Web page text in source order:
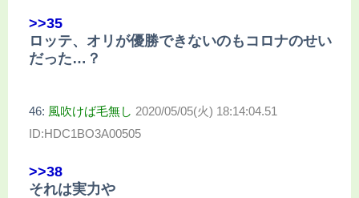
>>35
ロッテ、オリが優勝できないのもコロナのせい
だった…？
46: 風吹けば毛無し 2020/05/05(火) 18:14:04.51
ID:HDC1BO3A00505
>>38
それは実力や